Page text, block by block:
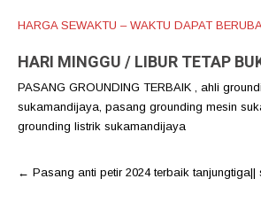
HARGA SEWAKTU – WAKTU DAPAT
HARI MINGGU / LIBUR TETAP
PASANG GROUNDING TERBAIK , ahli
sukamandijaya, pasang grounding mesin
grounding listrik sukamandijaya
Post
← Pasang anti petir 2024 terbaik tanjungtiga||